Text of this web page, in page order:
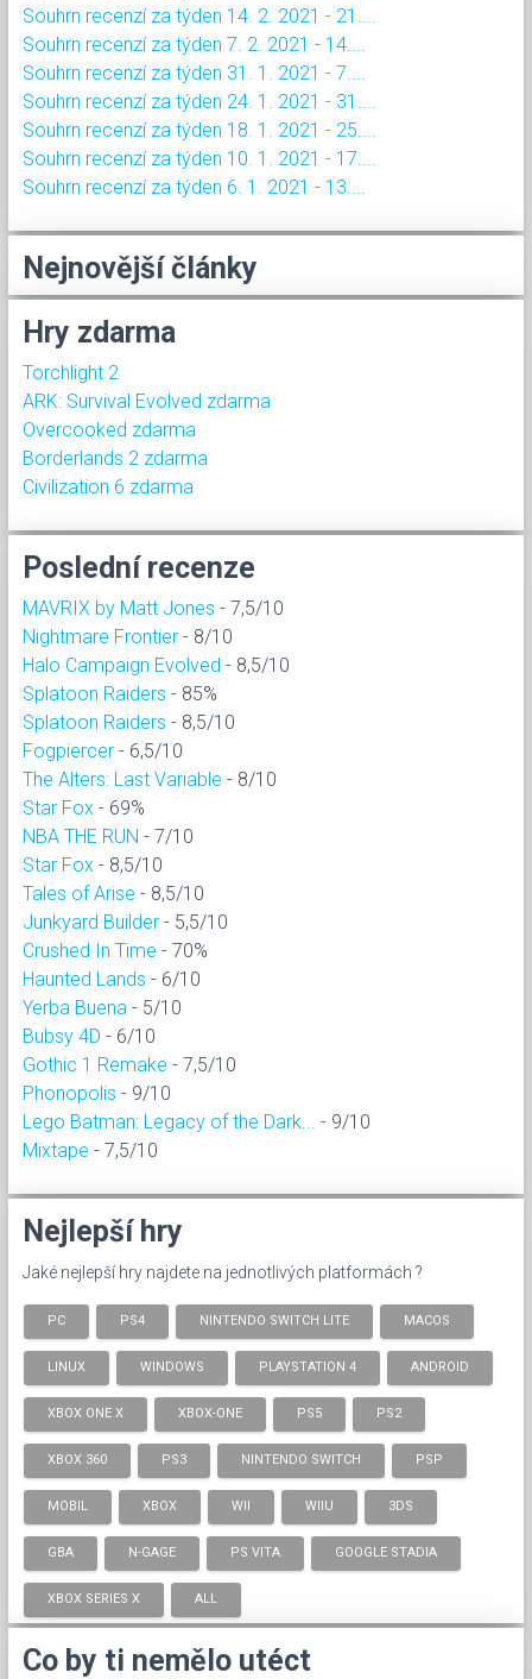
Souhrn recenzí za týden 14. 2. 2021 - 21....
Souhrn recenzí za týden 7. 2. 2021 - 14....
Souhrn recenzí za týden 31. 1. 2021 - 7....
Souhrn recenzí za týden 24. 1. 2021 - 31....
Souhrn recenzí za týden 18. 1. 2021 - 25....
Souhrn recenzí za týden 10. 1. 2021 - 17....
Souhrn recenzí za týden 6. 1. 2021 - 13....
Nejnovější články
Hry zdarma
Torchlight 2
ARK: Survival Evolved zdarma
Overcooked zdarma
Borderlands 2 zdarma
Civilization 6 zdarma
Poslední recenze
MAVRIX by Matt Jones - 7,5/10
Nightmare Frontier - 8/10
Halo Campaign Evolved - 8,5/10
Splatoon Raiders - 85%
Splatoon Raiders - 8,5/10
Fogpiercer - 6,5/10
The Alters: Last Variable - 8/10
Star Fox - 69%
NBA THE RUN - 7/10
Star Fox - 8,5/10
Tales of Arise - 8,5/10
Junkyard Builder - 5,5/10
Crushed In Time - 70%
Haunted Lands - 6/10
Yerba Buena - 5/10
Bubsy 4D - 6/10
Gothic 1 Remake - 7,5/10
Phonopolis - 9/10
Lego Batman: Legacy of the Dark...
- 9/10
Mixtape - 7,5/10
Nejlepší hry
Jaké nejlepší hry najdete na jednotlivých platformách ?
PC PS4 NINTENDO SWITCH LITE MACOS
LINUX WINDOWS PLAYSTATION 4 ANDROID
XBOX ONE X XBOX-ONE PS5 PS2
XBOX 360 PS3 NINTENDO SWITCH PSP
MOBIL XBOX WII WIIU 3DS
GBA N-GAGE PS VITA GOOGLE STADIA
XBOX SERIES X ALL
Co by ti nemělo utéct